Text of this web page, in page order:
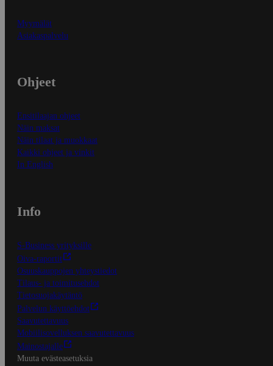
Myymälät
Asiakaspalvelu
Ohjeet
Ensitilaajan ohjeet
Näin maksat
Näin tilaat ja muokkaat
Kaikki ohjeet ja vinkit
In English
Info
S-Business yrityksille
Oiva-raportit
Osuuskauppojen yhteystiedot
Tilaus- ja toimitusehdot
Tietosuojakäytäntö
Palvelun käyttöehdot
Saavutettavuus
Mobiilisovelluksen saavutettavuus
Mainostajalle
Muuta evästeasetuksia